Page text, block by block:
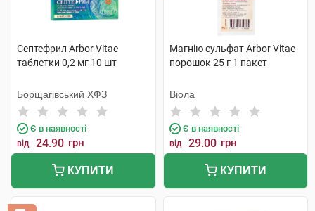
Септефрил Arbor Vitae
таблетки 0,2 мг 10 шт
Борщагівський ХФЗ
Є в наявності
від 24.90 грн
КУПИТИ
Магнію сульфат Arbor Vitae
порошок 25 г 1 пакет
Віола
Є в наявності
від 29.00 грн
КУПИТИ